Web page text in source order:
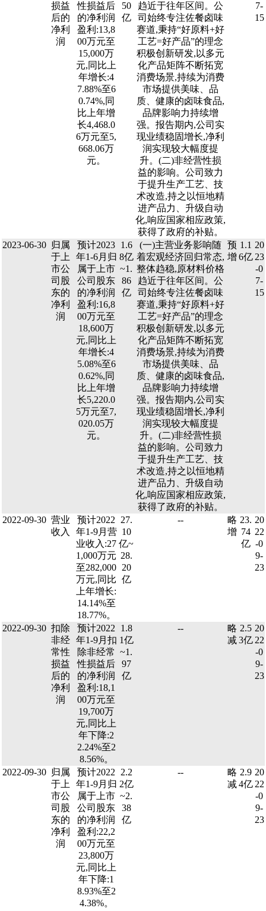
损益
后的
净利
润
性损益后
的净利润
盈利:13,8
00万元至
15,000万
元,同比上
年增长:4
7.88%至6
0.74%,同
比上年增
长4,468.0
6万元至5,
668.06万
元。
50
亿
趋近于往年区间。公
司始终专注佐餐卤味
赛道,秉持“好原料+好
工艺=好产品”的理念
积极创新研发,以多元
化产品矩阵不断拓宽
消费场景,持续为消费
市场提供美味、品
质、健康的卤味食品,
品牌影响力持续增
强。报告期内,公司实
现业绩稳固增长,净利
润实现较大幅度提
升。(二)非经营性损
益的影响。公司致力
于提升生产工艺、技
术改造,持之以恒地精
进产品力、升级自动
化,响应国家相应政策,
获得了政府的补贴。
7-
15
2023-06-30 归属
于上
市公
司股
东的
净利
润
预计2023
年1-6月归
属于上市
公司股东
的净利润
盈利:16,8
00万元至
18,600万
元,同比上
年增长:4
5.08%至6
0.62%,同
比上年增
长5,220.0
5万元至7,
020.05万
元。
1.6
8亿
~1.
86
亿
(一)主营业务影响随
着宏观经济回归常态,
整体趋稳,原材料价格
趋近于往年区间。公
司始终专注佐餐卤味
赛道,秉持“好原料+好
工艺=好产品”的理念
积极创新研发,以多元
化产品矩阵不断拓宽
消费场景,持续为消费
市场提供美味、品
质、健康的卤味食品,
品牌影响力持续增
强。报告期内,公司实
现业绩稳固增长,净利
润实现较大幅度提
升。(二)非经营性损
益的影响。公司致力
于提升生产工艺、技
术改造,持之以恒地精
进产品力、升级自动
化,响应国家相应政策,
获得了政府的补贴。
预
增
1.1
6亿
20
23
-0
7-
15
2022-09-30 营业
收入
预计2022
年1-9月营
业收入:27
1,000万元
至282,000
万元,同比
上年增长:
14.14%至
18.77%。
27.
10
亿~
28.
20
亿
--
略
增
23.
74
亿
20
22
-0
9-
23
2022-09-30 扣除
非经
常性
损益
后的
净利
润
预计2022
年1-9月扣
除非经常
性损益后
的净利润
盈利:18,1
00万元至
19,700万
元,同比上
年下降:2
2.24%至2
8.56%。
1.8
1亿
~1.
97
亿
--
略
减
2.5
3亿
20
22
-0
9-
23
2022-09-30 归属
于上
市公
司股
东的
净利
润
预计2022
年1-9月归
属于上市
公司股东
的净利润
盈利:22,2
00万元至
23,800万
元,同比上
年下降:1
8.93%至2
4.38%。
2.2
2亿
~2.
38
亿
--
略
减
2.9
4亿
20
22
-0
9-
23